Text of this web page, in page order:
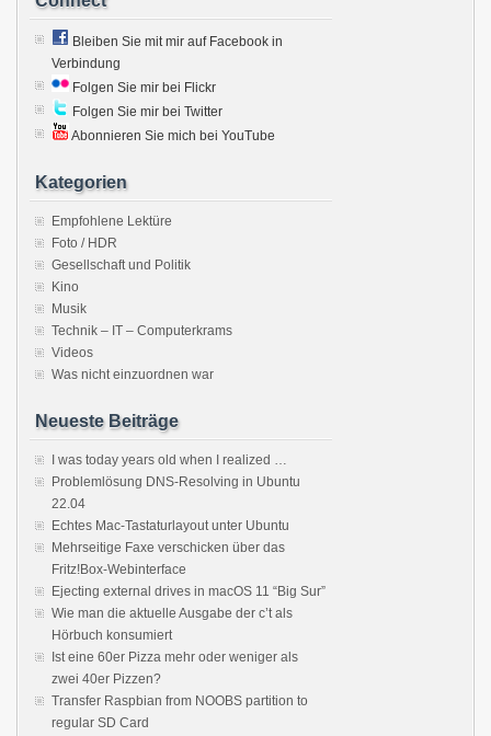
Bleiben Sie mit mir auf Facebook in
Verbindung
Folgen Sie mir bei Flickr
Folgen Sie mir bei Twitter
Abonnieren Sie mich bei YouTube
Kategorien
Empfohlene Lektüre
Foto / HDR
Gesellschaft und Politik
Kino
Musik
Technik – IT – Computerkrams
Videos
Was nicht einzuordnen war
Neueste Beiträge
I was today years old when I realized …
Problemlösung DNS-Resolving in Ubuntu
22.04
Echtes Mac-Tastaturlayout unter Ubuntu
Mehrseitige Faxe verschicken über das
Fritz!Box-Webinterface
Ejecting external drives in macOS 11 “Big Sur”
Wie man die aktuelle Ausgabe der c’t als
Hörbuch konsumiert
Ist eine 60er Pizza mehr oder weniger als
zwei 40er Pizzen?
Transfer Raspbian from NOOBS partition to
regular SD Card